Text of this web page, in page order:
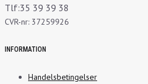
Tlf:35 39 39 38
CVR-nr: 37259926
INFORMATION
Handelsbetingelser